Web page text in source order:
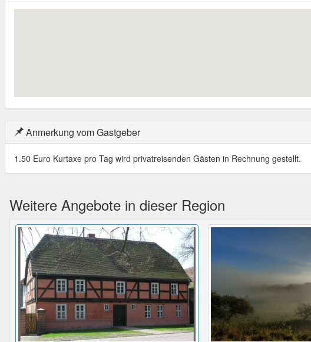
Anmerkung vom Gastgeber
1.50 Euro Kurtaxe pro Tag wird privatreisenden Gästen in Rechnung gestellt.
Weitere Angebote in dieser Region